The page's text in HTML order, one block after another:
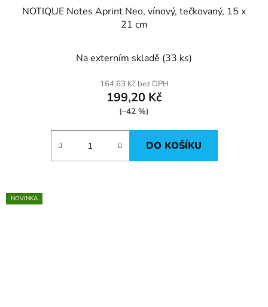
NOTIQUE Notes Aprint Neo, vínový, tečkovaný, 15 x
21 cm
Na externím skladě (33 ks)
164,63 Kč bez DPH
199,20 Kč
(–42 %)
DO KOŠÍKU
NOVINKA